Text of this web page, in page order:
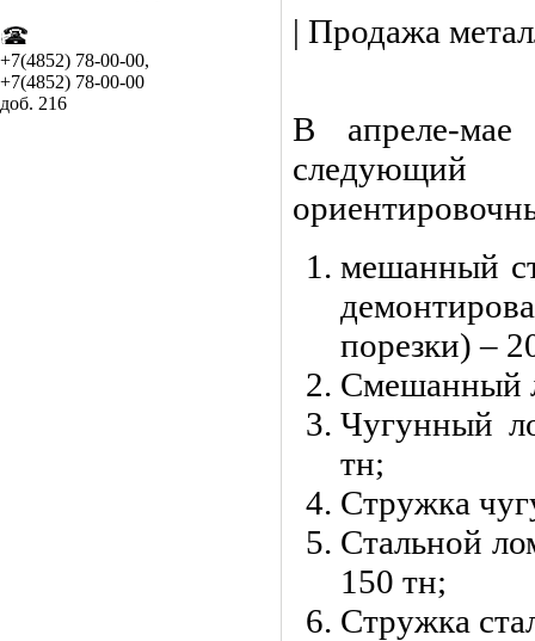
+7(4852) 78-00-00,
+7(4852) 78-00-00
доб. 216
| Продажа
В апреле-
следующий
мешанный
порезки) –
Смешанный
Чугунный
тн;
Стружка
Стальной
150 тн;
Стружка